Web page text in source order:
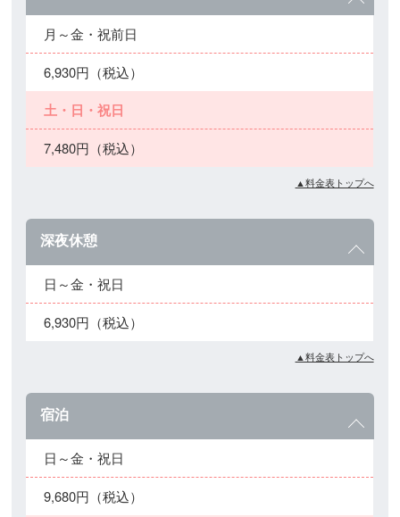
月～金・祝前日
6,930円（税込）
土・日・祝日
7,480円（税込）
▲料金表トップへ
深夜休憩
日～金・祝日
6,930円（税込）
▲料金表トップへ
宿泊
日～金・祝日
9,680円（税込）